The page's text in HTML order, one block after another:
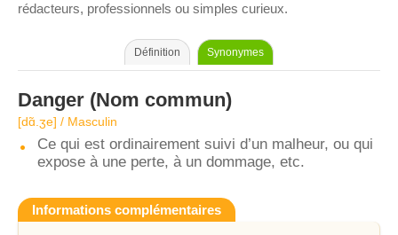
rédacteurs, professionnels ou simples curieux.
Définition Synonymes
Danger (Nom commun)
[dɑ̃.ʒe] / Masculin
Ce qui est ordinairement suivi d’un malheur, ou qui
expose à une perte, à un dommage, etc.
Informations complémentaires